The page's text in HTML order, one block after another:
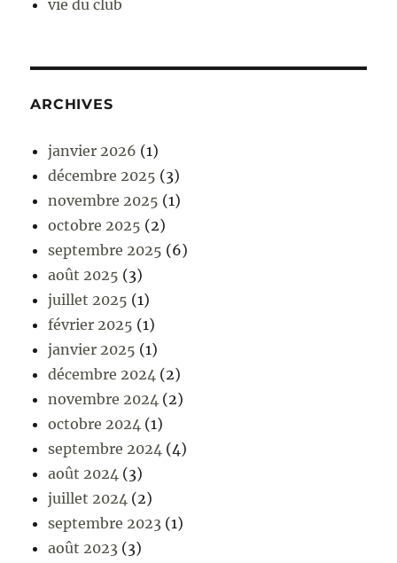
vie du club
ARCHIVES
janvier 2026 (1)
décembre 2025 (3)
novembre 2025 (1)
octobre 2025 (2)
septembre 2025 (6)
août 2025 (3)
juillet 2025 (1)
février 2025 (1)
janvier 2025 (1)
décembre 2024 (2)
novembre 2024 (2)
octobre 2024 (1)
septembre 2024 (4)
août 2024 (3)
juillet 2024 (2)
septembre 2023 (1)
août 2023 (3)